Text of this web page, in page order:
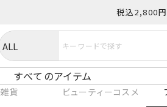
税込2,800
すべてのアイテム
雑貨 ビューティーコスメ